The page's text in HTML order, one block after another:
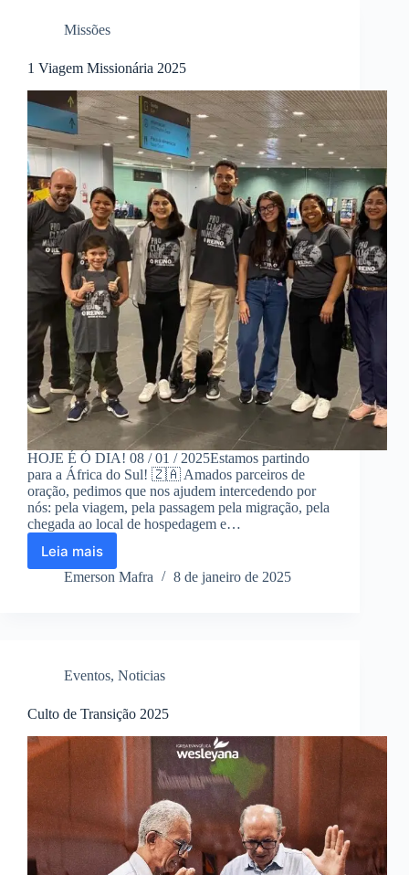
Missões
1 Viagem Missionária 2025
HOJE É Ó DIA! 08 / 01 / 2025Estamos partindo
para a África do Sul! 🇿🇦 Amados parceiros de
oração, pedimos que nos ajudem intercedendo por
nós: pela viagem, pela passagem pela migração, pela
chegada ao local de hospedagem e…
Leia mais
1
Viagem
Emerson Mafra 8 de janeiro de 2025
Eventos, Noticias
Culto de Transição 2025